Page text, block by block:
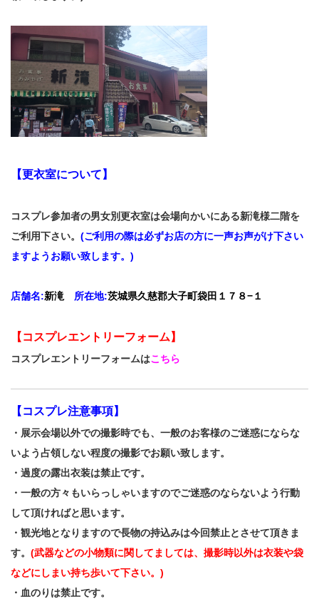
【更衣室について】
コスプレ参加者の男女別更衣室は会場向かいにある新滝様二階を
ご利用下さい。 (ご利用の際は必ずお店の方に一声お声がけ下さい
ますようお願い致します。)
店舗名:新滝 所在地:茨城県久慈郡大子町袋田１７８−１
【コスプレエントリーフォーム】
コスプレエントリーフォームはこちら
【コスプレ注意事項】
・展示会場以外での撮影時でも、一般のお客様のご迷惑にならな
いよう占領しない程度の撮影でお願い致します。
・過度の露出衣装は禁止です。
・一般の方々もいらっしゃいますのでご迷惑のならないよう行動
して頂ければと思います。
・観光地となりますので長物の持込みは今回禁止とさせて頂きま
す。 (武器などの小物類に関してましては、撮影時以外は衣装や袋
などにしまい持ち歩いて下さい。)
・血のりは禁止です。